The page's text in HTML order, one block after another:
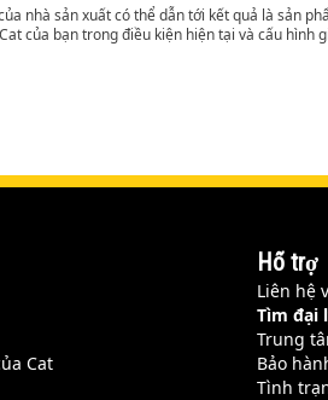
nhà sản xuất có thể dẫn tới kết quả là sản
của bạn trong điều kiện hiện tại và cấu
Cat
Hỗ trợ
Liên hệ
Tìm đại
Trung
Bảo
Tình